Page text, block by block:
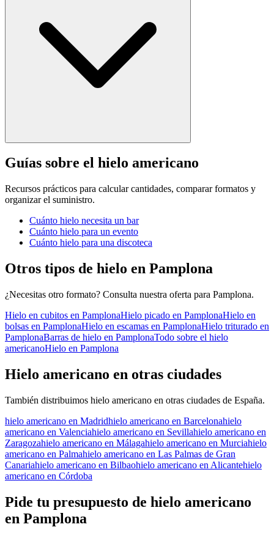
Guías sobre el hielo americano
Recursos prácticos para calcular cantidades, comparar formatos y
organizar el suministro.
Cuánto hielo necesita un bar
Cuánto hielo para un evento
Cuánto hielo para una discoteca
Otros tipos de hielo en Pamplona
¿Necesitas otro formato? Consulta nuestra oferta para Pamplona.
Hielo en cubitos en PamplonaHielo picado en PamplonaHielo en
bolsas en PamplonaHielo en escamas en PamplonaHielo triturado en
PamplonaBarras de hielo en PamplonaTodo sobre el hielo
americanoHielo en Pamplona
Hielo americano en otras ciudades
También distribuimos hielo americano en otras ciudades de España.
hielo americano en Madridhielo americano en Barcelonahielo
americano en Valenciahielo americano en Sevillahielo americano en
Zaragozahielo americano en Málagahielo americano en Murciahielo
americano en Palmahielo americano en Las Palmas de Gran
Canariahielo americano en Bilbaohielo americano en Alicantehielo
americano en Córdoba
Pide tu presupuesto de hielo americano
en Pamplona